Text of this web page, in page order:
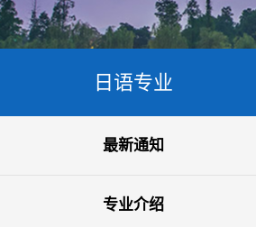
日语专业
最新通知
专业介绍